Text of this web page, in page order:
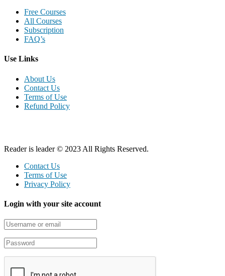
Free Courses
All Courses
Subscription
FAQ’s
Use Links
About Us
Contact Us
Terms of Use
Refund Policy
Reader is leader © 2023 All Rights Reserved.
Contact Us
Terms of Use
Privacy Policy
Login with your site account